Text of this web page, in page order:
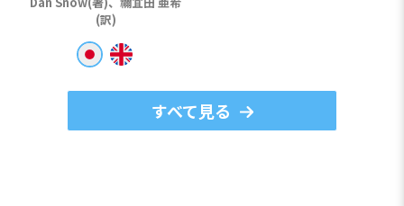
(訳)
すべて見る